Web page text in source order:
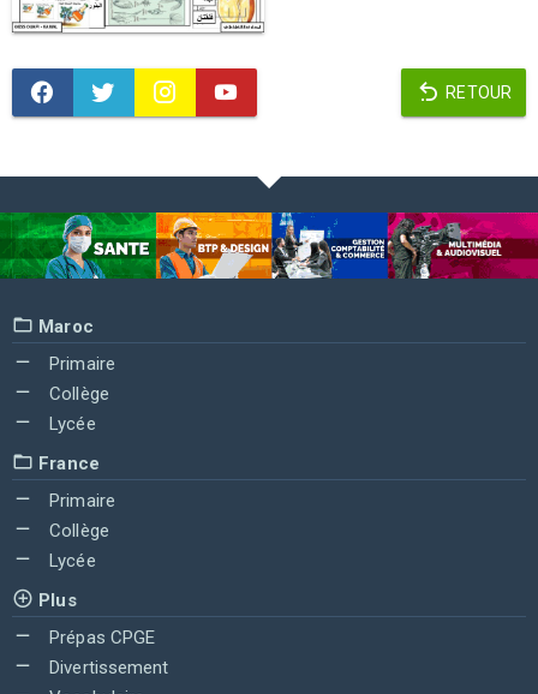
RETOUR
Maroc
Primaire
Collège
Lycée
France
Primaire
Collège
Lycée
Plus
Prépas CPGE
Divertissement